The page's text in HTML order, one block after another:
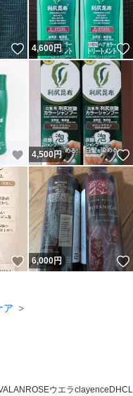
いいね！
4,600円
いいね！
4,500円
いいね！
6,000円
ア
ウエラclayence DHC